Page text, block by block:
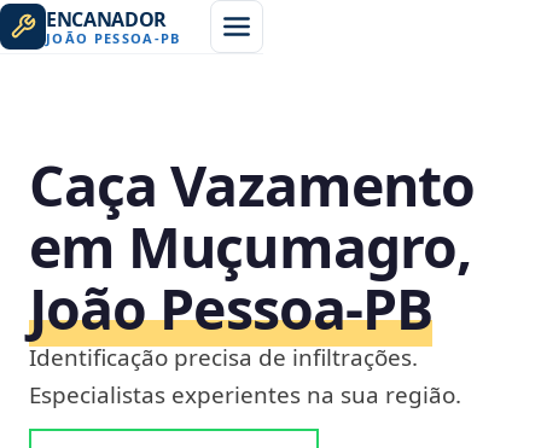
ENCANADOR
JOÃO PESSOA -PB
Caça Vazamento
em Muçumagro,
João Pessoa‑PB
Identificação precisa de infiltrações.
Especialistas experientes na sua região.